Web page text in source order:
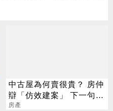
中古屋為何賣很貴？ 房仲
辯「仿效建案」 下一句話
遭網諷：鬼打牆
房產